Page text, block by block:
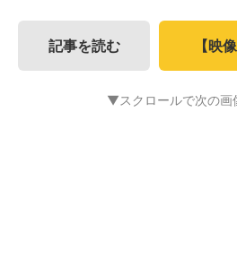
記事を読む 【映
▼スクロールで次の